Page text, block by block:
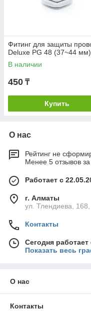
должны иметь
Почему стоит
Компания
позиции на рынке
работы она
предлагающий
электропроводки.
Преимущества
зависимости от
крупным заказчикам
Фитинг для защиты
Deluxe PG 48 (37~44 мм)
В наличии
450 ₸
Купить
О нас
Рейтинг не
Менее 5 отзывов
Работает с
г. Алматы
ул. Тлендиева,
Контакты
Сегодня
Показать весь
О нас
Контакты